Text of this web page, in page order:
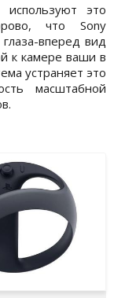
это
что Sony
вперед вид
к камере ваши в
устраняет это
масштабной